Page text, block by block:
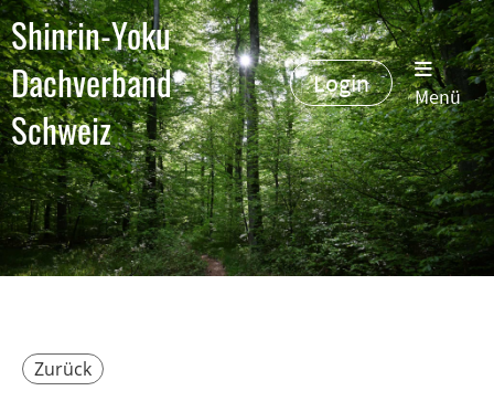
Shinrin-Yoku
Dachverband
Schweiz
Login Menü
Zurück